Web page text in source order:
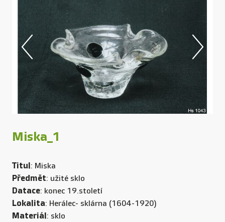
Miska_1
Titul: Miska
Předmět: užité sklo
Datace: konec 19.století
Lokalita: Herálec- sklárna (1604-1920)
Materiál: sklo